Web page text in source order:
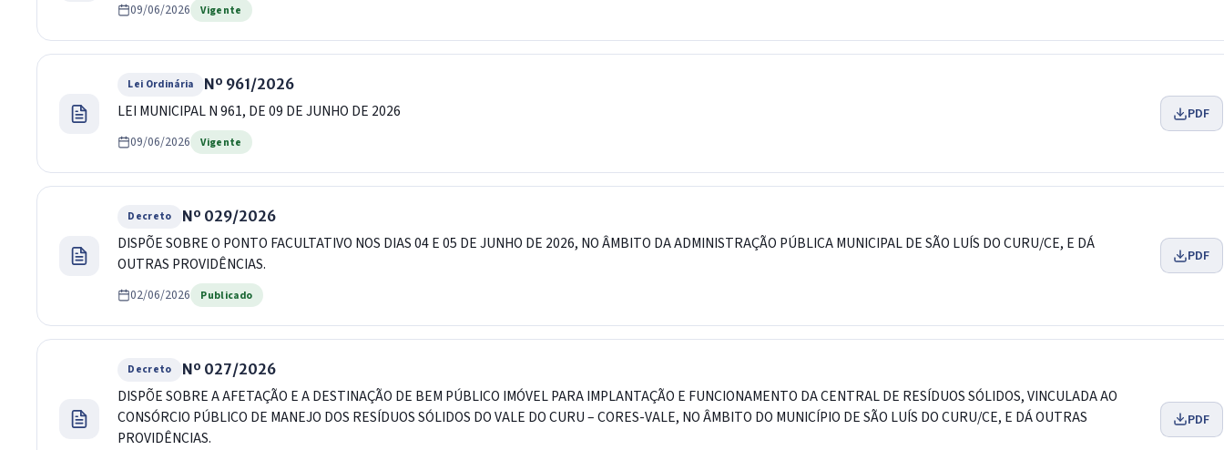
09/06/2026 Vigente
Lei Ordinária Nº 961/2026
LEI MUNICIPAL N 961, DE 09 DE JUNHO DE 2026
09/06/2026 Vigente
PDF
Decreto Nº 029/2026
DISPÕE SOBRE O PONTO FACULTATIVO NOS DIAS 04 E 05 DE JUNHO DE 2026, NO ÂMBITO DA ADMINISTRAÇÃO PÚBLICA MUNICIPAL DE SÃO LUÍS DO CURU/CE, E DÁ
OUTRAS PROVIDÊNCIAS.
02/06/2026 Publicado
PDF
Decreto Nº 027/2026
DISPÕE SOBRE A AFETAÇÃO E A DESTINAÇÃO DE BEM PÚBLICO IMÓVEL PARA IMPLANTAÇÃO E FUNCIONAMENTO DA CENTRAL DE RESÍDUOS SÓLIDOS, VINCULADA AO
CONSÓRCIO PÚBLICO DE MANEJO DOS RESÍDUOS SÓLIDOS DO VALE DO CURU – CORES-VALE, NO ÂMBITO DO MUNICÍPIO DE SÃO LUÍS DO CURU/CE, E DÁ OUTRAS
PROVIDÊNCIAS.
PDF